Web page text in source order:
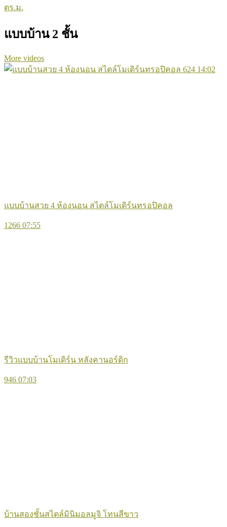
ตร.ม.
แบบบ้าน 2 ชั้น
More videos
624 14:02
แบบบ้านสวย 4 ห้องนอน สไตล์โมเดิร์นทรอปิคอล
1266 07:55
รีวิวแบบบ้านโมเดิร์น หลังคานอร์ดิก
946 07:03
บ้านสองชั้นสไตล์มินิมอลมูจิ โทนสีขาว